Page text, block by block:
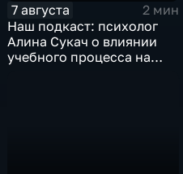
7 августа
2 мин
Наш подкаст: психолог
Алина Сукач о влиянии
учебного процесса на